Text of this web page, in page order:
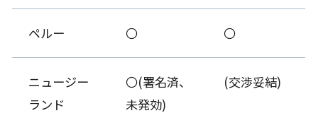
ペルー 〇 〇
ニュージー
ランド
〇(署名済、
未発効)
(交渉妥結)